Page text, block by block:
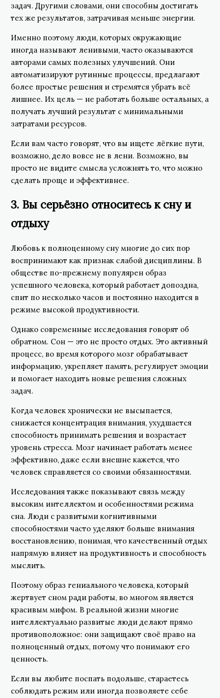
задач. Другими словами, они способны достигать
тех же результатов, затрачивая меньше энергии.
Именно поэтому люди, которых окружающие
иногда называют ленивыми, часто оказываются
авторами самых полезных улучшений. Они
автоматизируют рутинные процессы, предлагают
более простые решения и стремятся убрать всё
лишнее. Их цель — не работать больше остальных, а
получать лучший результат с минимальными
затратами ресурсов.
Если вам часто говорят, что вы ищете лёгкие пути,
возможно, дело вовсе не в лени. Возможно, вы
просто не видите смысла усложнять то, что можно
сделать проще и эффективнее.
3. Вы серьёзно относитесь к сну и
отдыху
Любовь к полноценному сну многие до сих пор
воспринимают как признак слабой дисциплины. В
обществе по-прежнему популярен образ
успешного человека, который работает допоздна,
спит по несколько часов и постоянно находится в
режиме высокой продуктивности.
Однако современные исследования говорят об
обратном. Сон — это не просто отдых. Это активный
процесс, во время которого мозг обрабатывает
информацию, укрепляет память, регулирует эмоции
и помогает находить новые решения сложных
задач.
Когда человек хронически не высыпается,
снижается концентрация внимания, ухудшается
способность принимать решения и возрастает
уровень стресса. Мозг начинает работать менее
эффективно, даже если внешне кажется, что
человек справляется со своими обязанностями.
Исследования также показывают связь между
высоким интеллектом и особенностями режима
сна. Люди с развитыми когнитивными
способностями часто уделяют больше внимания
восстановлению, понимая, что качественный отдых
напрямую влияет на продуктивность и способность
мыслить.
Поэтому образ гениального человека, который
жертвует сном ради работы, во многом является
красивым мифом. В реальной жизни многие
интеллектуально развитые люди делают прямо
противоположное: они защищают своё право на
полноценный отдых, потому что понимают его
ценность.
Если вы любите поспать подольше, стараетесь
соблюдать режим или иногда позволяете себе